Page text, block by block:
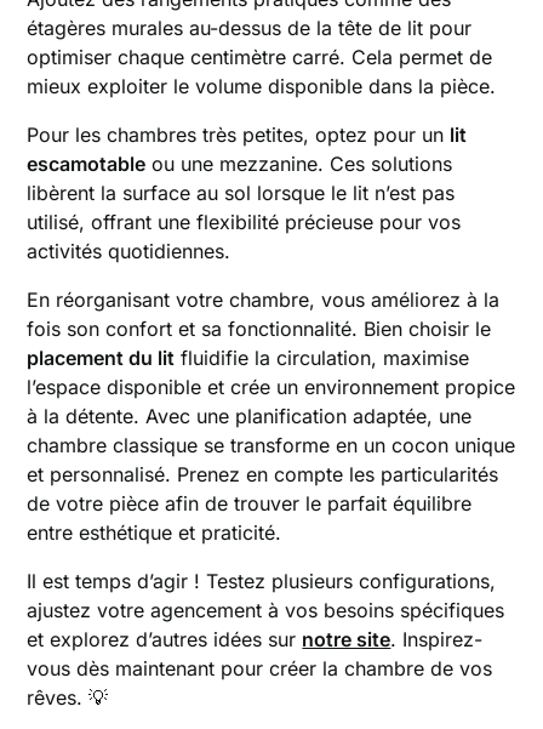
étagères murales au-dessus de la tête de lit pour
optimiser chaque centimètre carré. Cela permet de
mieux exploiter le volume disponible dans la pièce.
Pour les chambres très petites, optez pour un lit
escamotable ou une mezzanine. Ces solutions
libèrent la surface au sol lorsque le lit n’est pas
utilisé, offrant une flexibilité précieuse pour vos
activités quotidiennes.
En réorganisant votre chambre, vous améliorez à la
fois son confort et sa fonctionnalité. Bien choisir le
placement du lit fluidifie la circulation, maximise
l’espace disponible et crée un environnement propice
à la détente. Avec une planification adaptée, une
chambre classique se transforme en un cocon unique
et personnalisé. Prenez en compte les particularités
de votre pièce afin de trouver le parfait équilibre
entre esthétique et praticité.
Il est temps d’agir ! Testez plusieurs configurations,
ajustez votre agencement à vos besoins spécifiques
et explorez d’autres idées sur notre site. Inspirez-
vous dès maintenant pour créer la chambre de vos
rêves. 💡